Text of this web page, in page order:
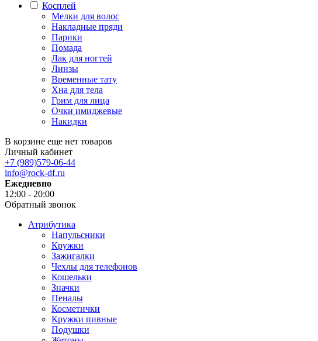
Косплей
Мелки для волос
Накладные пряди
Парики
Помада
Лак для ногтей
Линзы
Временные тату
Хна для тела
Грим для лица
Очки имиджевые
Накидки
В корзине еще нет товаров
Личный кабинет
+7 (989)579-06-44
info@rock-df.ru
Ежедневно
12:00 - 20:00
Обратный звонок
Атрибутика
Напульсники
Кружки
Зажигалки
Чехлы для телефонов
Кошельки
Значки
Пеналы
Косметички
Кружки пивные
Подушки